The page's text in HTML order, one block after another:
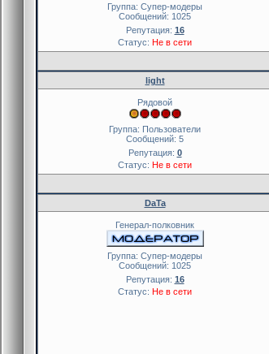
Группа: Cупер-модеры
Сообщений: 1025
Репутация: 16
Статус: Не в сети
light
Рядовой
Группа: Пользователи
Сообщений: 5
Репутация: 0
Статус: Не в сети
DaTa
Генерал-полковник
Группа: Cупер-модеры
Сообщений: 1025
Репутация: 16
Статус: Не в сети